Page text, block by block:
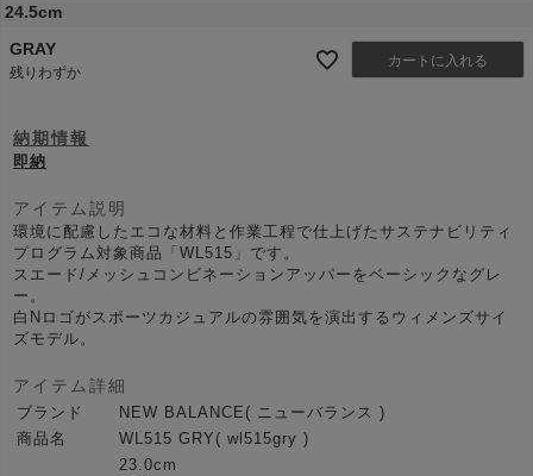
24.5cm
GRAY
残りわずか
カートに入れる
納期情報
即納
アイテム説明
環境に配慮したエコな材料と作業工程で仕上げたサステナビリティ
プログラム対象商品「WL515」です。
スエード/メッシュコンビネーションアッパーをベーシックなグレ
ー。
白Nロゴがスポーツカジュアルの雰囲気を演出するウィメンズサイ
ズモデル。
アイテム詳細
ブランド
NEW BALANCE( ニューバランス )
商品名
WL515 GRY( wl515gry )
23.0cm